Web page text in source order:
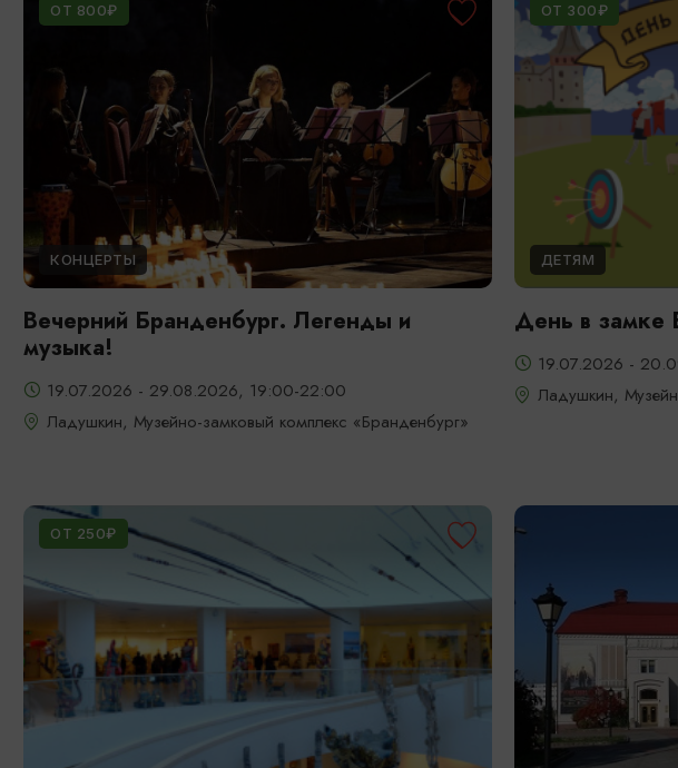
ОТ 800₽
КОНЦЕРТЫ
Вечерний Бранденбург. Легенды и
музыка!
19.07.2026 - 29.08.2026, 19:00-22:00
Ладушкин, Музейно-замковый комплекс «Бранденбург»
ОТ 300₽
ДЕТЯМ
День в замке
19.07.2026 -
Ладушкин,
ОТ 250₽